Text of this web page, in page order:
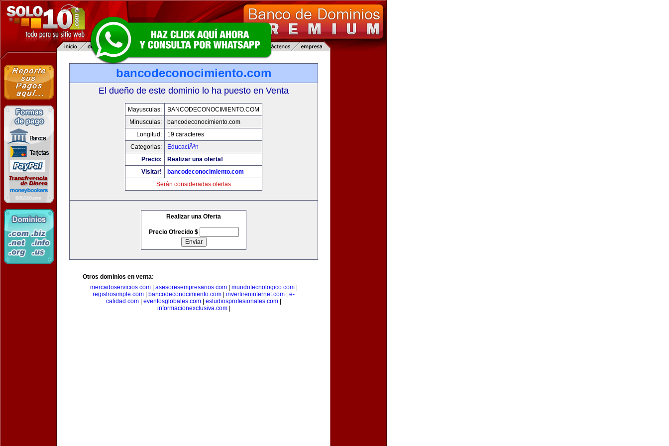
bancodeconocimiento.com
El dueño de este dominio lo ha puesto en Venta
Mayusculas:
BANCODECONOCIMIENTO.COM
Minusculas:
bancodeconocimiento.com
Longitud:
19 caracteres
Categorias:
EducaciÃ³n
Precio:
Realizar una oferta!
Visitar!
bancodeconocimiento.com
Serán consideradas ofertas
Realizar una Oferta
Precio Ofrecido $
Otros dominios en venta:
mercadoservicios.com| asesoresempresarios.com| mundotecnologico.com|
registrosimple.com
bancodeconocimiento.com invertireninternet.com
e-
calidad.com
eventosglobales.com estudiosprofesionales.com
informacionexclusiva.com|